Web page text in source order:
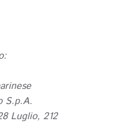
S.p.A.
Luglio, 212